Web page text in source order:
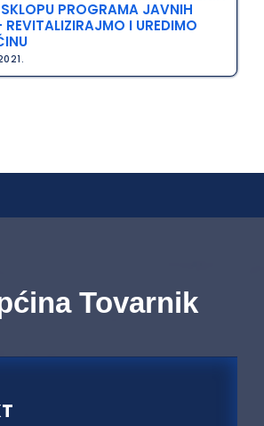
PROGRAMA JAVNIH
I UREDIMO
Tovarnik